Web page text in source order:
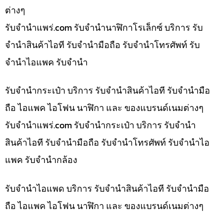
ต่างๆ
รับจํานําแพร่.com รับจำนำนาฬิกาโรเล็กซ์ บริการ รับ
จำนำสินค้าไอที รับจำนำมือถือ รับจำนำโทรศัพท์ รับ
จำนำไอแพค รับจำนำ
รับจำนำกระเป๋า บริการ รับจำนำสินค้าไอที รับจำนำมือ
ถือ ไอแพค ไอโฟน นาฬิกา และ ของแบรนด์เนมต่างๆ
รับจํานําแพร่.com รับจำนำกระเป๋า บริการ รับจำนำ
สินค้าไอที รับจำนำมือถือ รับจำนำโทรศัพท์ รับจำนำไอ
แพค รับจำนำกล้อง
รับจำนำไอแพด บริการ รับจำนำสินค้าไอที รับจำนำมือ
ถือ ไอแพค ไอโฟน นาฬิกา และ ของแบรนด์เนมต่างๆ